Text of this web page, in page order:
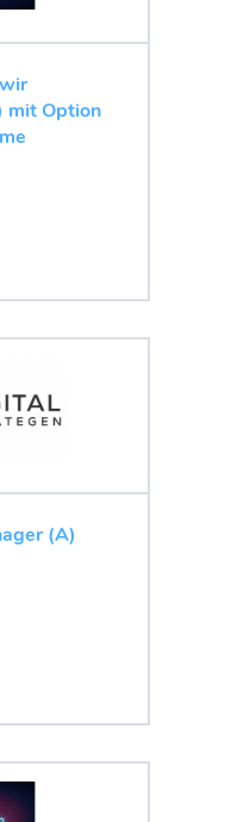
mit Option
(A)